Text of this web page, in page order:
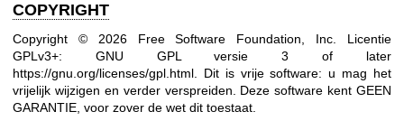
COPYRIGHT
Copyright © 2026 Free Software Foundation, Inc. Licentie
GPLv3+: GNU GPL versie 3 of later
https://gnu.org/licenses/gpl.html
Dit is vrije software: u mag het
vrijelijk wijzigen en verder verspreiden. Deze software kent GEEN
GARANTIE, voor zover de wet dit toestaat.